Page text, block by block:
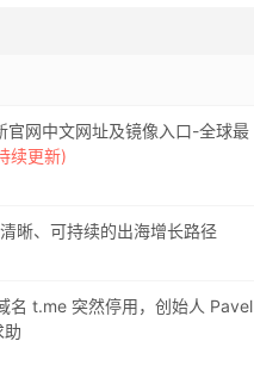
网中文网址及镜像入口-全球最
续更新)
晰、可持续的出海增长路径
名 t.me 突然停用，创始人 Pavel
助